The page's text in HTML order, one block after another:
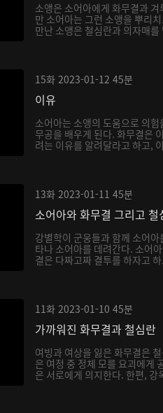
소앵은 소어아에게 화무결과
만 소어아는 그런 소앵을 뿌리
만난 소앵은 철심란과 의자매
15화 2023-01-12 45분
이유
소어아는 소앵의 도움으로 의
무공을 배우게 된다. 화무결은
려는 이유를 알려달라고 하고,
13화 2023-01-11 45분
소어아와 화무결 그리고 철
강별학이 군웅들과 함께 소어
타나 소어아를 데려간다. 소어
결은 다짜고짜 결투를 하자고
11화 2023-01-10 45분
가까워진 화무결과 철심란
여빙과 여상을 잃은 화무결은
은 여정 중 정체 모를 요괴에게
은 서로에게 의지한다. 한편, 강